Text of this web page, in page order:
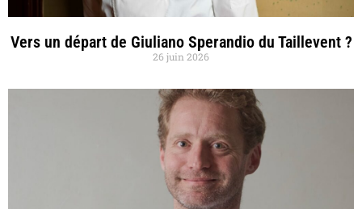
Vers un départ de Giuliano Sperandio du Taillevent ?
26 juin 2026